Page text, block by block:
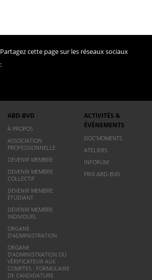
Partagez cette page sur les réseaux sociaux
:
ABD-BVD
À PROPOS
ASSOCIATION
PROFESSIONNELLE
DEVENIR MEMBRE
DEVENIR MEMBRE
COLLECTIF
DEVENIR MEMBRE
ÉTUDIANT
DEVENIR MEMBRE
INDIVIDUEL
ORGANE
D’ADMINISTRATION
ORGANE
D’ADMINISTRATION OU
VÉRIFICATEUR AUX
COMPTES : FORMULAIRE
DE CANDIDATURE
ACTIVITÉS &
ÉVÈNEMENTS
DOC’MOMENTS
ATELIERS
INFORUM
PRIX ABD-BVD